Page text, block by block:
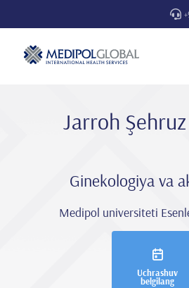
Jarroh Şehruz
Ginekologiya va
Medipol universiteti
Uchrashuv
belgilang